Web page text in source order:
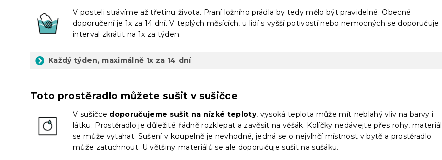
V posteli strávíme až třetinu života. Praní ložního prádla by tedy mělo být pravidelné. Obecné
doporučení je 1x za 14 dní. V teplých měsících, u lidí s vyšší potivostí nebo nemocných se doporučuje
interval zkrátit na 1x za týden.
Každý týden, maximálně 1x za 14 dní
Toto prostěradlo můžete sušit v sušičce
V sušičce doporučujeme sušit na nízké teploty, vysoká teplota může mít neblahý vliv na barvy i
látku. Prostěradlo je důležité řádně rozklepat a zavěsit na věšák. Kolíčky nedávejte přes rohy, materiál
se může vytahat. Sušení v koupelně je nevhodné, jedná se o nejvlhčí místnost v bytě a prostěradlo
může zatuchnout. U většiny materiálů se ale doporučuje sušit na sušáku.